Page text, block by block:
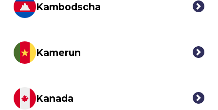
Kambodscha
Kamerun
Kanada